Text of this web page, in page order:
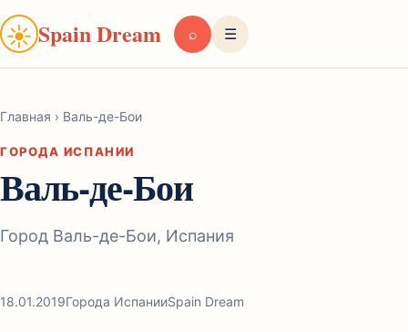
☀Spain Dream ⌕ ☰
Главная › Валь-де-Бои
ГОРОДА ИСПАНИИ
Валь-де-Бои
Город Валь-де-Бои, Испания
18.01.2019Города ИспанииSpain Dream